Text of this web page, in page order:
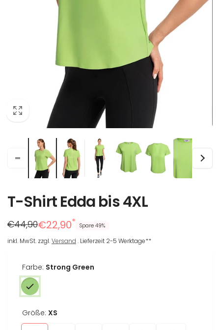
T-Shirt Edda bis 4XL
Regulärer
Preis
€44,90
Reduzierter
Preis
€22,90* Spare 49%
inkl. MwSt. zzgl.Versand . Lieferzeit 2-5 Werktage**
Farbe: Strong Green
Größe: XS